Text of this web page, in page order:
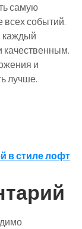
самую
событий.
каждый
и
лучше.
в стиле лофт